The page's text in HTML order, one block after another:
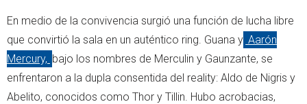
En medio de la convivencia surgió una función de lucha libre
que convirtió la sala en un auténtico ring. Guana y Aarón
Mercury, bajo los nombres de Merculin y Gaunzante, se
enfrentaron a la dupla consentida del reality: Aldo de Nigris y
Abelito, conocidos como Thor y Tillin. Hubo acrobacias,